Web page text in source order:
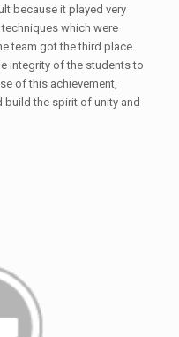
because it played very
which were
team got the third place.
integrity of the students to
of this achievement,
build the spirit of unity and